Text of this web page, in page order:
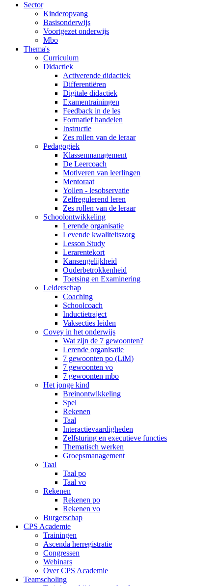
Sector
Kinderopvang
Basisonderwijs
Voortgezet onderwijs
Mbo
Thema's
Curriculum
Didactiek
Activerende didactiek
Differentiëren
Digitale didactiek
Examentrainingen
Feedback in de les
Formatief handelen
Instructie
Zes rollen van de leraar
Pedagogiek
Klassenmanagement
De Leercoach
Motiveren van leerlingen
Mentoraat
Yollen - lesobservatie
Zelfregulerend leren
Zes rollen van de leraar
Schoolontwikkeling
Lerende organisatie
Levende kwaliteitszorg
Lesson Study
Lerarentekort
Kansengelijkheid
Ouderbetrokkenheid
Toetsing en Examinering
Leiderschap
Coaching
Schoolcoach
Inductietraject
Vaksecties leiden
Covey in het onderwijs
Wat zijn de 7 gewoonten?
Lerende organisatie
7 gewoonten po (LiM)
7 gewoonten vo
7 gewoonten mbo
Het jonge kind
Breinontwikkeling
Spel
Rekenen
Taal
Interactievaardigheden
Zelfsturing en executieve functies
Thematisch werken
Groepsmanagement
Taal
Taal po
Taal vo
Rekenen
Rekenen po
Rekenen vo
Burgerschap
CPS Academie
Trainingen
Ascenda herregistratie
Congressen
Webinars
Over CPS Academie
Teamscholing